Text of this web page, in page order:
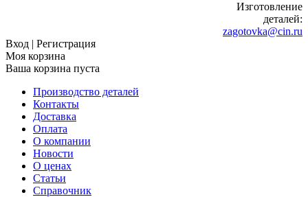
Изготовление
деталей:
zagotovka@cin.ru
Вход | Регистрация
Моя корзина
Ваша корзина пуста
Производство деталей
Контакты
Доставка
Оплата
О компании
Новости
О ценах
Статьи
Справочник